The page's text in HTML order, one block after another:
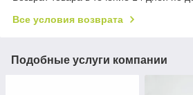
Все условия возврата
Подобные услуги компании